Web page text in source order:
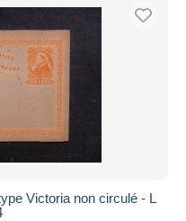
Victoria non circulé - L